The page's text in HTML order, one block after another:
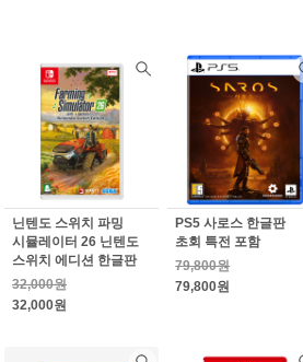
닌텐도 스위치 파밍
시뮬레이터 26 닌텐도
스위치 에디션 한글판
32,000원
32,000원
PS5 사로스 한글판
초회 특전 포함
79,800원
79,800원